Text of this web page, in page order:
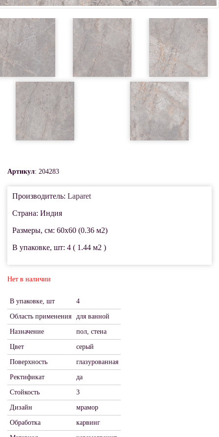
Артикул: 204283
Производитель: Laparet
Страна: Индия
Размеры, см: 60x60 (0.36 м2)
В упаковке, шт: 4 ( 1.44 м2 )
Нет в наличии
В упаковке, шт 4
Область применения для ванной
Назначение пол, стена
Цвет серый
Поверхность глазурованная
Ректификат да
Стойкость 3
Дизайн мрамор
Обработка карвинг